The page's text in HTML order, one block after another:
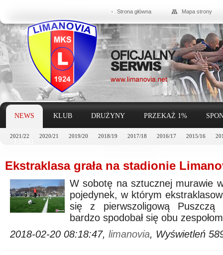
Strona główna Mapa strony
NEWS
2021/22 2020/21 2019/20 2018/19 2017/18 2016/17 2015/16
KLUB DRUŻYNY PRZEKAŻ 1%
Ekstraklasa grała na stadionie
W sobotę na sztucznej murawie
pojedynek, w którym
się z pierwszoligową Puszczą
bardzo spodobał się obu
2018-02-20 08:18:47, limanovia, Wyświetleń